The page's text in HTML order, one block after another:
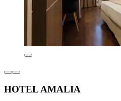
HOTEL AMALIA